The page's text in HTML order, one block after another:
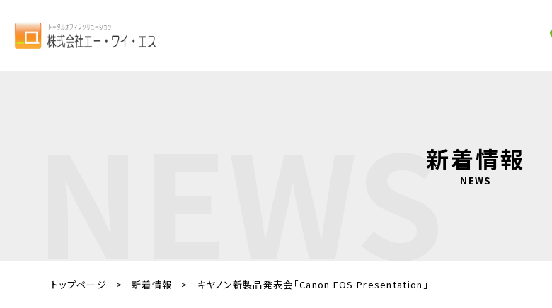
新着情報
NEWS
NEWS
トップページ 新着情報 キヤノン新製品発表会「Canon EOS Presentation」